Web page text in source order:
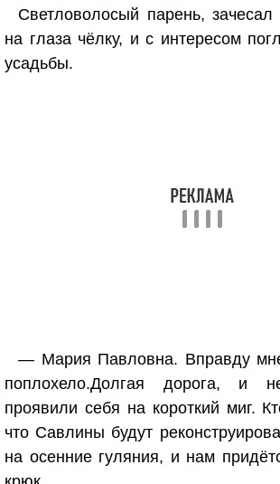
Светловолосый парень,
на глаза чёлку, и с интересом
усадьбы.
— Мария Павловна. Вправду
поплохело.Долгая дорога, и
проявили себя на короткий миг.
что Савлины будут
на осенние гуляния, и нам